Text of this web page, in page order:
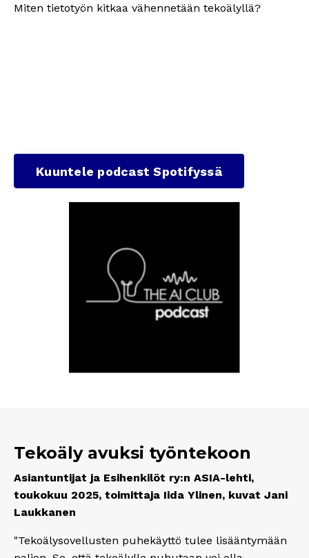
Miten tietotyön kitkaa vähennetään tekoälyllä?
Kuuntele podcast Spotifyssä
Tekoäly avuksi työntekoon
Asiantuntijat ja Esihenkilöt ry:n ASIA-lehti,
toukokuu 2025, toimittaja Iida Ylinen, kuvat Jani
Laukkanen
"Tekoälysovellusten puhekäyttö tulee lisääntymään